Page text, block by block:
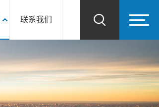
联系我们